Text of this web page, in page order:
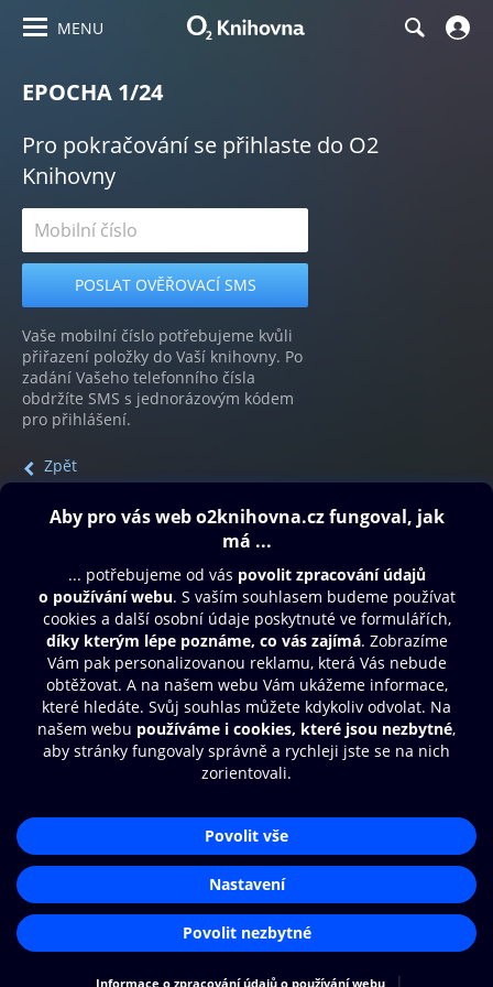
MENU
EPOCHA 1/24
Pro pokračování se přihlaste do O2
Knihovny
Vaše mobilní číslo potřebujeme kvůli
přiřazení položky do Vaší knihovny. Po
zadání Vašeho telefonního čísla
obdržíte SMS s jednorázovým kódem
pro přihlášení.
Zpět
Obsah ke stažení
Moje O2 Knihovna
Další zábava
© O2 Czech Republic a.s.
Přístupnost
Zásady zpracování osobních údajů
Nastavení cookies
Aplikace O2 Knihovna
Čti a poslouchej své e-knihy a
audioknihy rychleji a pohodlněji.